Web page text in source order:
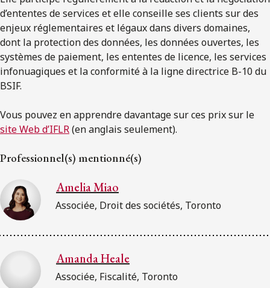
d’ententes de services et elle conseille ses clients sur des
enjeux réglementaires et légaux dans divers domaines,
dont la protection des données, les données ouvertes, les
systèmes de paiement, les ententes de licence, les services
infonuagiques et la conformité à la ligne directrice B-10 du
BSIF.
Vous pouvez en apprendre davantage sur ces prix sur le
site Web d’IFLR(en anglais seulement).
Professionnel(s) mentionné(s)
Amelia Miao
Associée, Droit des sociétés, Toronto
Amanda Heale
Associée, Fiscalité, Toronto